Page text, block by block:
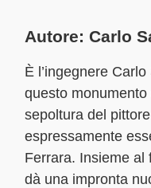
Autore: Carlo
È l’ingegnere
questo
sepoltura del
espressamente
Ferrara. Insieme al
dà una impronta